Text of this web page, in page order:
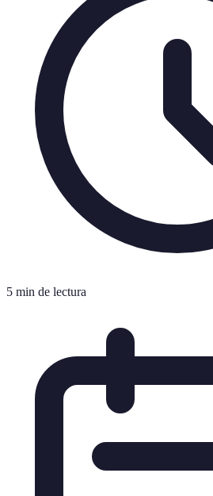
5 min de lectura